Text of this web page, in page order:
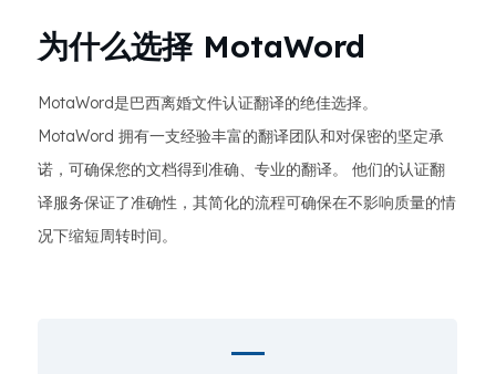
为什么选择 MotaWord
MotaWord是巴西离婚文件认证翻译的绝佳选择。
MotaWord 拥有一支经验丰富的翻译团队和对保密的坚定承
诺，可确保您的文档得到准确、专业的翻译。 他们的认证翻
译服务保证了准确性，其简化的流程可确保在不影响质量的情
况下缩短周转时间。